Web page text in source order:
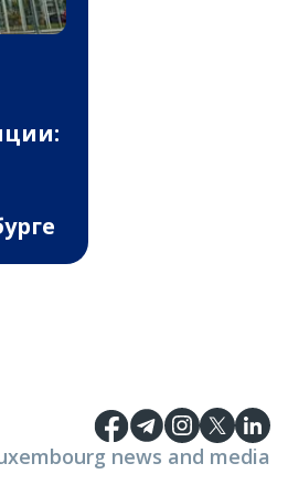
news and media